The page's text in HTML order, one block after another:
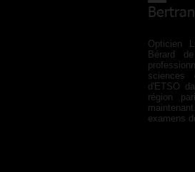
Opticien
Bérard
sciences
d'ETSO
région
examens